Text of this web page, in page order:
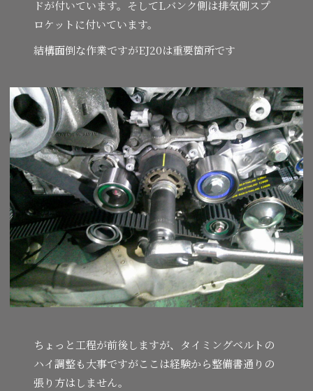
ドが付いています。そしてLバンク側は排気側スプ
ロケットに付いています。
結構面倒な作業ですがEJ20は重要箇所です
ちょっと工程が前後しますが、タイミングベルトの
ハイ調整も大事ですがここは経験から整備書通りの
張り方はしません。